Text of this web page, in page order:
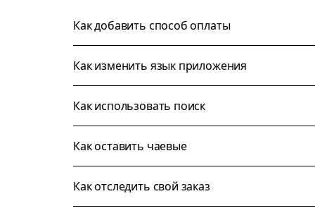
Как добавить способ оплаты
Как изменить язык приложения
Как использовать поиск
Как оставить чаевые
Как отследить свой заказ